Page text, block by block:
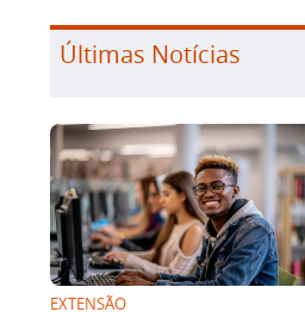
Últimas Notícias
EXTENSÃO